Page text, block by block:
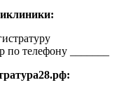
телефону _______